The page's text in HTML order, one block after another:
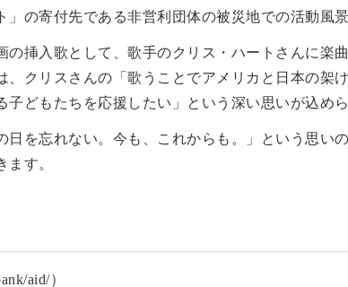
の寄付先である非営利団体の被災地での活動風
の挿入歌として、歌手のクリス・ハートさんに楽
、クリスさんの「歌うことでアメリカと日本の架
どもたちを応援したい」という深い思いが込めら
を忘れない。今も、これからも。」という思い
す。
aid/）